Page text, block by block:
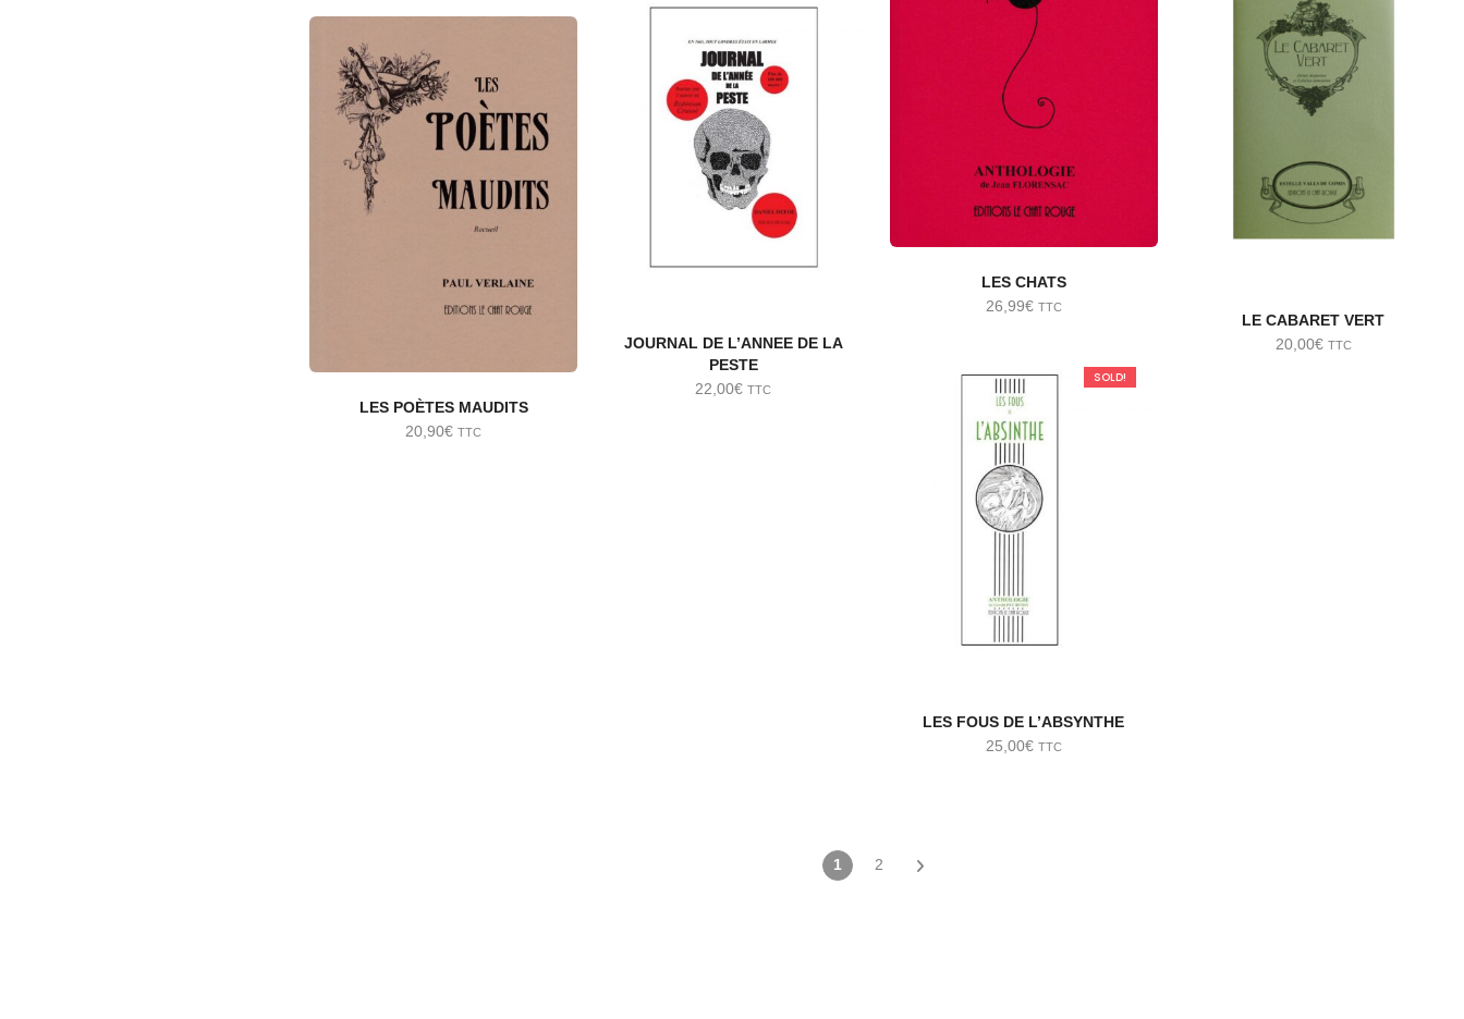
LES CHATS
26,99€ TTC
LE CABARET VERT
20,00€ TTC
JOURNAL DE L’ANNEE DE LA
PESTE
22,00€ TTC
LES POÈTES MAUDITS
20,90€ TTC
SOLD!
LES FOUS DE L’ABSYNTHE
25,00€ TTC
1 2